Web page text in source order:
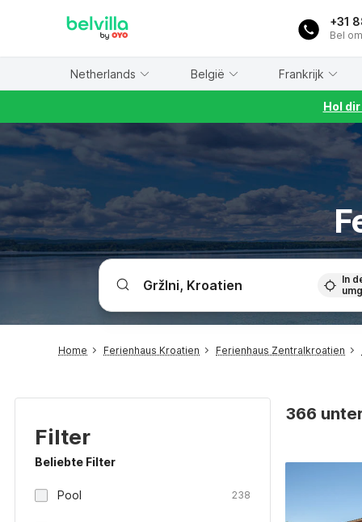
+31
Bel
Netherlands België Frankrijk
Hol
In
Home Ferienhaus Kroatien Ferienhaus Zentralkroatien
Filter
Beliebte Filter
Pool 238
366